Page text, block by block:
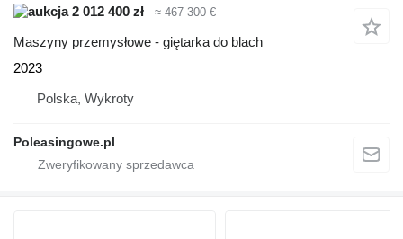
2 012 400 zł ≈ 467 300 €
Maszyny przemysłowe - giętarka do blach
2023
Polska, Wykroty
Poleasingowe.pl